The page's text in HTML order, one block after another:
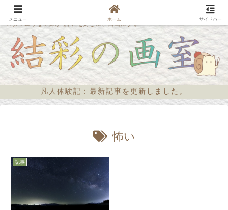
カタツムリな主婦が“描く”を好きに、自由にする
凡人体験記：最新記事を更新しました。
怖い
記事
メニュー ホーム サイドバー